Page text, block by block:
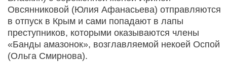
Овсянниковой (Юлия Афанасьева) отправляются
в отпуск в Крым и сами попадают в лапы
преступников, которыми оказываются члены
«Банды амазонок», возглавляемой некоей Оспой
(Ольга Смирнова).